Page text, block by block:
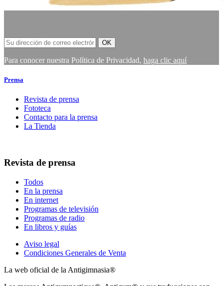
Para conocer nuestra Política de Privacidad, haga clic aquí
Prensa
Revista de prensa
Fototeca
Contacto para la prensa
La Tienda
Revista de prensa
Todos
En la prensa
En internet
Programas de televisión
Programas de radio
En libros y guías
Aviso legal
Condiciones Generales de Venta
La web oficial de la Antigimnasia®